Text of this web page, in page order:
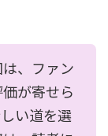
は、ファン
が寄せら
い道を選